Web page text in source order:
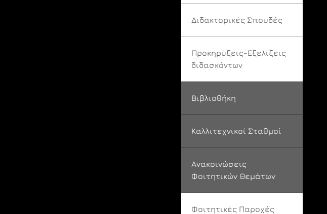
Διδακτορικές Σπουδές
Προκηρύξεις-Εξελίξεις
διδασκόντων
Βιβλιοθήκη
Καλλιτεχνικοί Σταθμοί
Ανακοινώσεις
Φοιτητικών Θεμάτων
Φοιτητικές Παροχές